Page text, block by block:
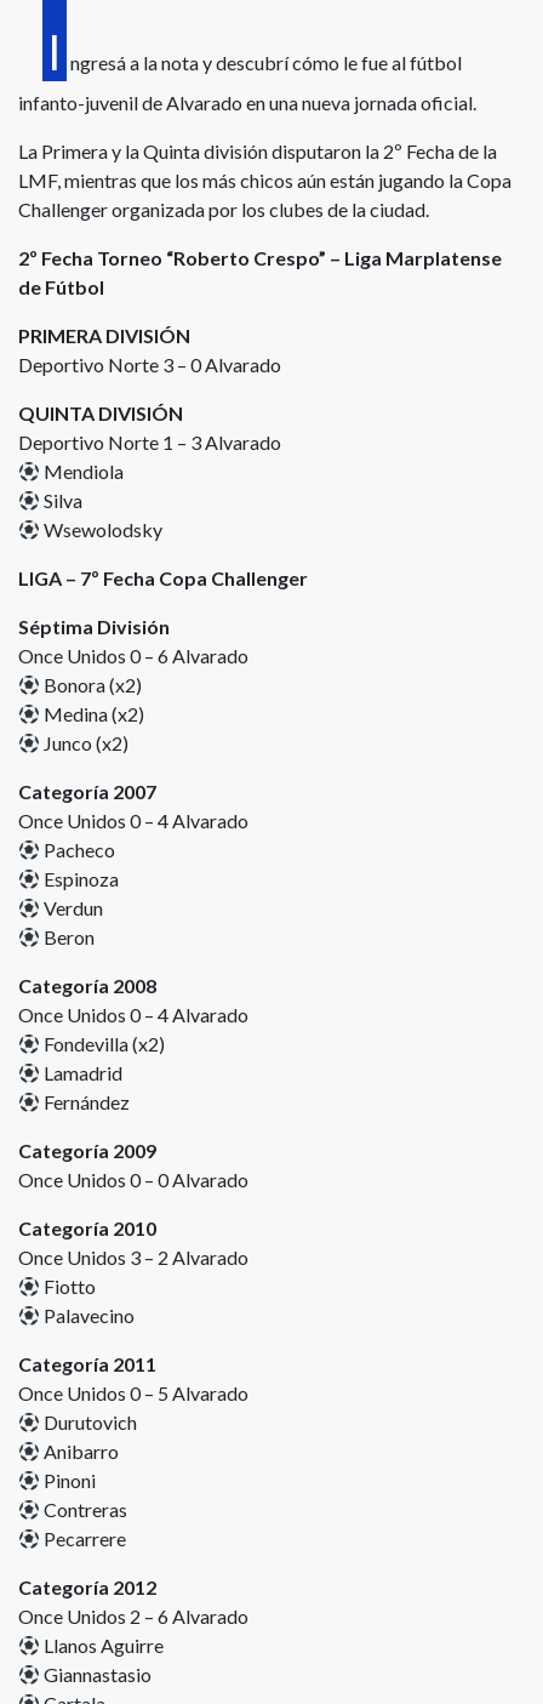
I ngresá a la nota y descubrí cómo le fue al fútbol
infanto-juvenil de Alvarado en una nueva jornada oficial.
La Primera y la Quinta división disputaron la 2º Fecha de la
LMF, mientras que los más chicos aún están jugando la Copa
Challenger organizada por los clubes de la ciudad.
2º Fecha Torneo “Roberto Crespo” – Liga Marplatense
de Fútbol
PRIMERA DIVISIÓN
Deportivo Norte 3 – 0 Alvarado
QUINTA DIVISIÓN
Deportivo Norte 1 – 3 Alvarado
Mendiola
Silva
Wsewolodsky
LIGA – 7º Fecha Copa Challenger
Séptima División
Once Unidos 0 – 6 Alvarado
Bonora (x2)
Medina (x2)
Junco (x2)
Categoría 2007
Once Unidos 0 – 4 Alvarado
Pacheco
Espinoza
Verdun
Beron
Categoría 2008
Once Unidos 0 – 4 Alvarado
Fondevilla (x2)
Lamadrid
Fernández
Categoría 2009
Once Unidos 0 – 0 Alvarado
Categoría 2010
Once Unidos 3 – 2 Alvarado
Fiotto
Palavecino
Categoría 2011
Once Unidos 0 – 5 Alvarado
Durutovich
Anibarro
Pinoni
Contreras
Pecarrere
Categoría 2012
Once Unidos 2 – 6 Alvarado
Llanos Aguirre
Giannastasio